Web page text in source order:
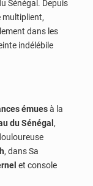
Sénégal. Depuis
multiplient,
dans les
indélébile
émuesà la
du Sénégal ,
, dans Sa
et console